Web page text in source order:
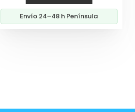
689,00€
hasta
Envío 24–48 h Península